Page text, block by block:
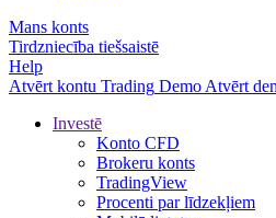
Mans konts
Tirdzniecība tiešsaistē
Help
Atvērt kontu Trading Demo Atvērt
Investē
Konto CFD
Brokeru konts
TradingView
Procenti par līdzekļiem